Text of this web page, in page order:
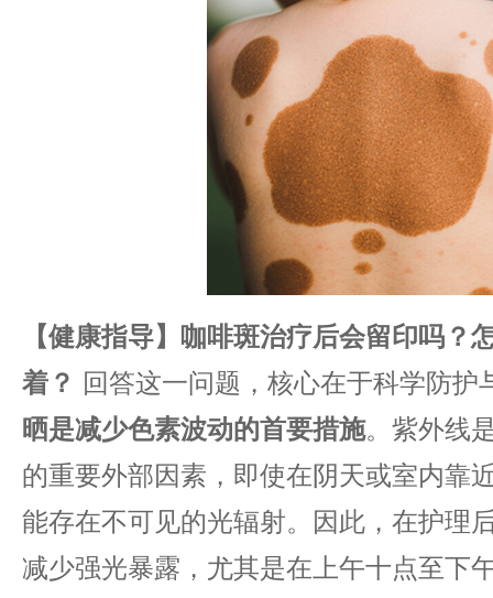
【健康指导】咖啡斑治疗后会留印吗？
着？ 回答这一问题，核心在于科学防护
晒是减少色素波动的首要措施。紫外线
的重要外部因素，即使在阴天或室内靠
能存在不可见的光辐射。因此，在护理
减少强光暴露，尤其是在上午十点至下